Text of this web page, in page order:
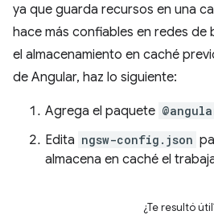
ya que guarda recursos en una
hace más confiables en redes de
el almacenamiento en caché
de Angular, haz lo siguiente:
Agrega el paquete
Edita ngsw-config.json
almacena en caché el
¿Te resultó